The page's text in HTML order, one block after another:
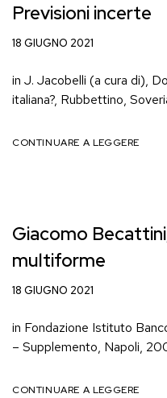
Previsioni incerte
18 GIUGNO 2021
in J. Jacobelli (a cura di),
italiana?, Rubbettino,
CONTINUARE A LEGGERE
Giacomo
multiforme
18 GIUGNO 2021
in Fondazione Istituto
– Supplemento, Napoli,
CONTINUARE A LEGGERE